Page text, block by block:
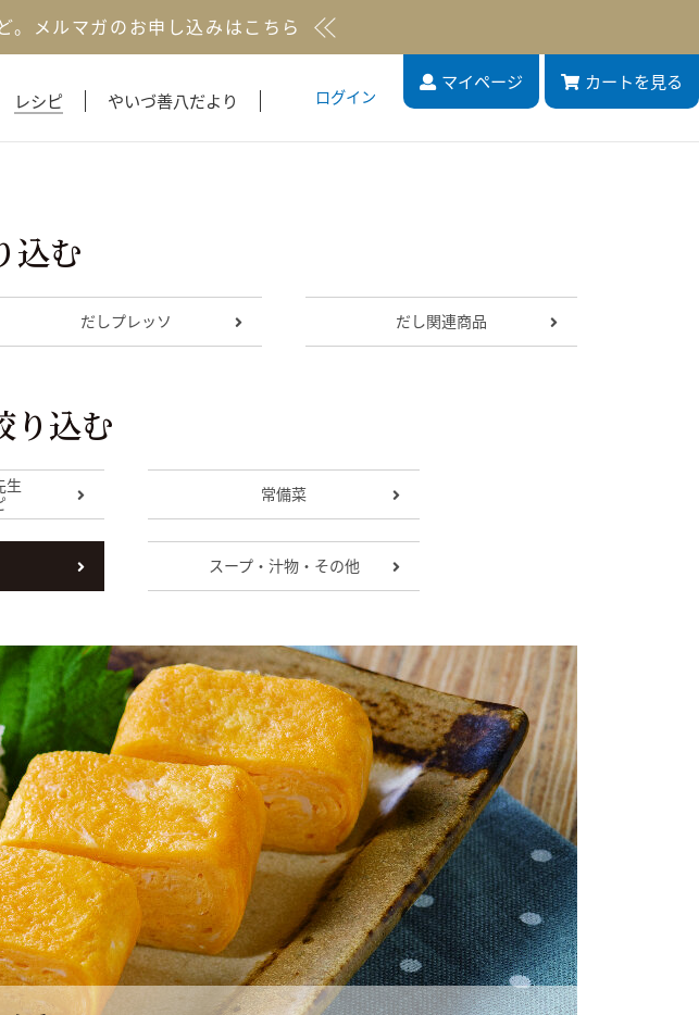
メルマガのお申し込みはこちら
レシピ やいづ善八だより ログイン
マイページ カートを見る
込む
だしプレッソ だし関連商品
り込む
生
常備菜
スープ・汁物・その他